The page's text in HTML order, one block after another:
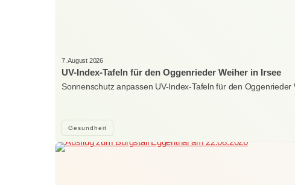
Gesundheit
7. August 2026
UV-Index-Tafeln für den Oggenrieder Weiher in Irsee
Sonnenschutz anpassen UV-Index-Tafeln für den Oggenrieder